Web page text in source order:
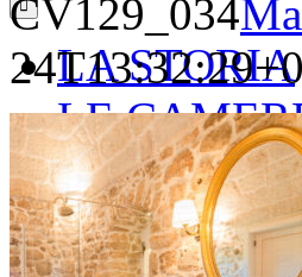
LA STORIA
LE
GOLD
GREEN
CV129_034